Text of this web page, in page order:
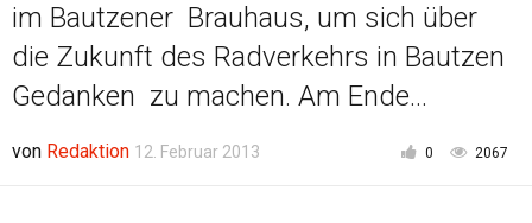
Shop
im Bautzener Brauhaus, um sich über
die Zukunft des Radverkehrs in Bautzen
Gedanken zu machen. Am Ende...
von Redaktion 12. Februar 2013 0 2067